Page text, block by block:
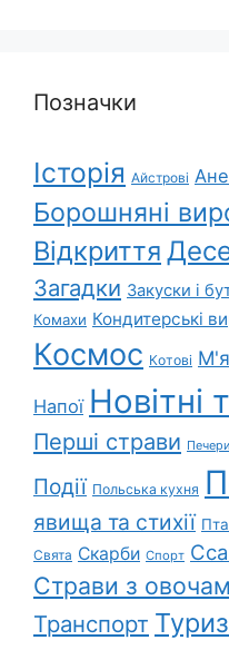
Позначки
Історія Айстрові
Борошняні
Відкриття
Загадки Закуски і
Комахи Кондитерські
Космос Котові
Напої Новітні
Перші страви Печери
Події Польська кухня
явища та стихії
Свята Скарби Спорт
Страви з
Транспорт